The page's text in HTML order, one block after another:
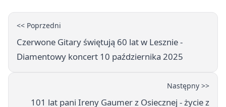
<< Poprzedni
Czerwone Gitary świętują 60 lat w Lesznie -
Diamentowy koncert 10 października 2025
Następny >>
101 lat pani Ireny Gaumer z Osiecznej - życie z